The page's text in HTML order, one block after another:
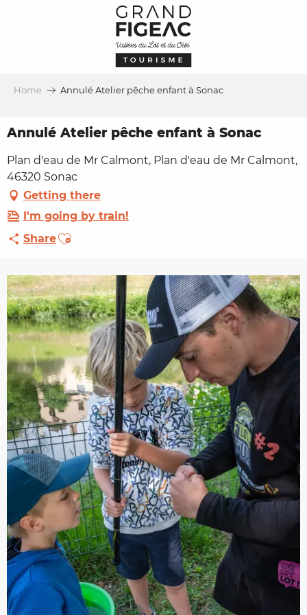
Home Annulé Atelier pêche enfant à Sonac
Annulé Atelier pêche enfant à Sonac
Plan d'eau de Mr Calmont, Plan d'eau de Mr Calmont,
46320 Sonac
Getting there
I'm going by train!
ShareAjouter aux favoris